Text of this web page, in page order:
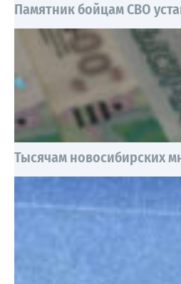
Памятник бойцам СВО
Тысячам новосибирских